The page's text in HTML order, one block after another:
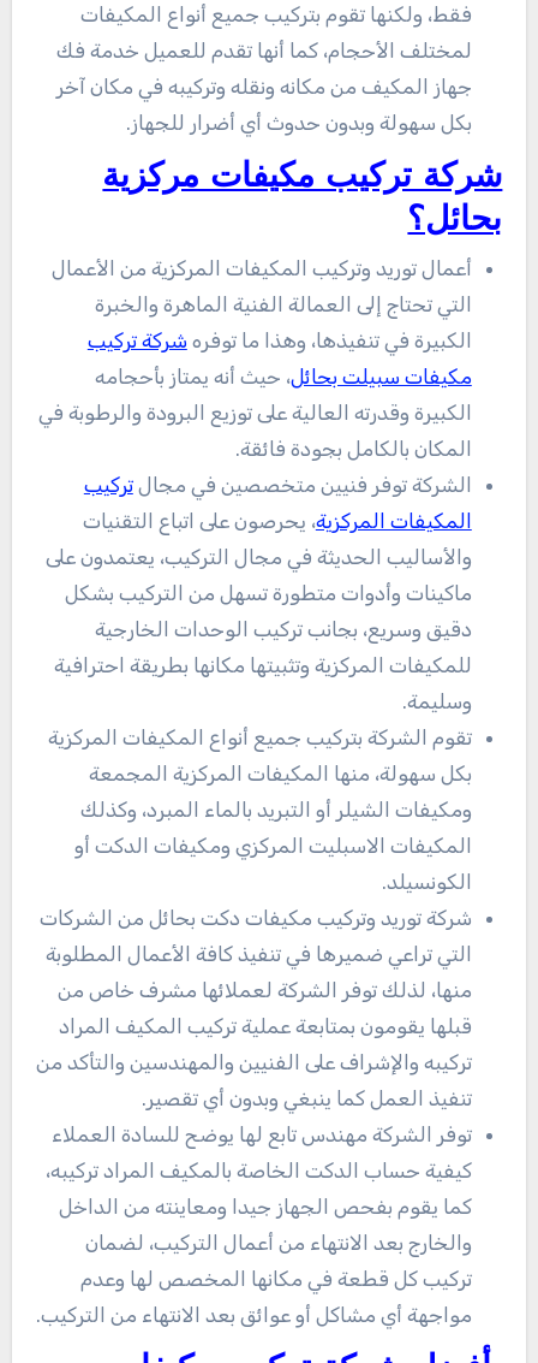
فقط، ولكنها تقوم بتركيب جميع أنواع المكيفات
لمختلف الأحجام، كما أنها تقدم للعميل خدمة فك
جهاز المكيف من مكانه ونقله وتركيبه في مكان آخر
بكل سهولة وبدون حدوث أي أضرار للجهاز.
شركة تركيب مكيفات مركزية
بحائل؟
أعمال توريد وتركيب المكيفات المركزية من الأعمال
التي تحتاج إلى العمالة الفنية الماهرة والخبرة
الكبيرة في تنفيذها، وهذا ما توفره شركة تركيب
مكيفات سبيلت بحائل، حيث أنه يمتاز بأحجامه
الكبيرة وقدرته العالية على توزيع البرودة والرطوبة في
المكان بالكامل بجودة فائقة.
الشركة توفر فنيين متخصصين في مجالتركيب
المكيفات المركزية، يحرصون على اتباع التقنيات
والأساليب الحديثة في مجال التركيب، يعتمدون على
ماكينات وأدوات متطورة تسهل من التركيب بشكل
دقيق وسريع، بجانب تركيب الوحدات الخارجية
للمكيفات المركزية وتثبيتها مكانها بطريقة احترافية
وسليمة.
تقوم الشركة بتركيب جميع أنواع المكيفات المركزية
بكل سهولة، منها المكيفات المركزية المجمعة
ومكيفات الشيلر أو التبريد بالماء المبرد، وكذلك
المكيفات الاسبليت المركزي ومكيفات الدكت أو
الكونسيلد.
شركة توريد وتركيب مكيفات دكت بحائل من الشركات
التي تراعي ضميرها في تنفيذ كافة الأعمال المطلوبة
منها، لذلك توفر الشركة لعملائها مشرف خاص من
قبلها يقومون بمتابعة عملية تركيب المكيف المراد
تركيبه والإشراف على الفنيين والمهندسين والتأكد من
تنفيذ العمل كما ينبغي وبدون أي تقصير.
توفر الشركة مهندس تابع لها يوضح للسادة العملاء
كيفية حساب الدكت الخاصة بالمكيف المراد تركيبه،
كما يقوم بفحص الجهاز جيدا ومعاينته من الداخل
والخارج بعد الانتهاء من أعمال التركيب، لضمان
تركيب كل قطعة في مكانها المخصص لها وعدم
مواجهة أي مشاكل أو عوائق بعد الانتهاء من التركيب.